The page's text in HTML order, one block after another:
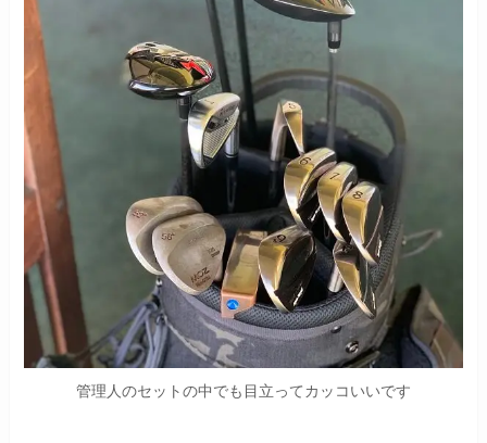
管理人のセットの中でも目立ってカッコいいです